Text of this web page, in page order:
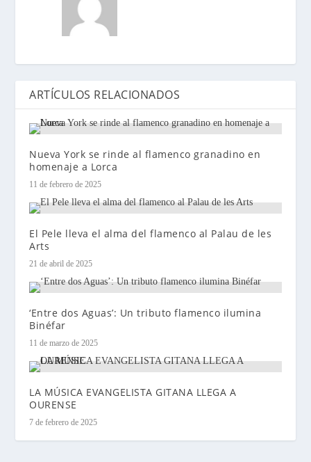
ARTÍCULOS RELACIONADOS
Nueva York se rinde al flamenco granadino en
homenaje a Lorca
11 de febrero de 2025
El Pele lleva el alma del flamenco al Palau de les
Arts
21 de abril de 2025
‘Entre dos Aguas’: Un tributo flamenco ilumina
Binéfar
11 de marzo de 2025
LA MÚSICA EVANGELISTA GITANA LLEGA A
OURENSE
7 de febrero de 2025